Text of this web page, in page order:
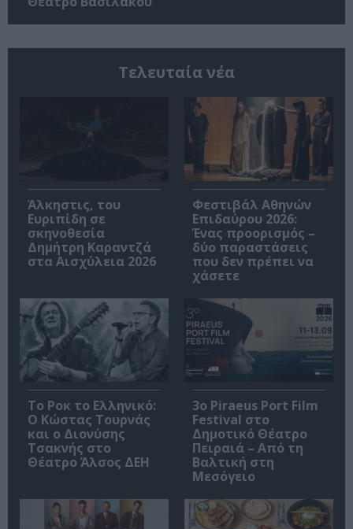
Τελευταία νέα
Άλκηστις, του
Ευριπίδη σε
σκηνοθεσία
Δημήτρη Καραντζά
στα Αισχύλεια 2026
Φεστιβάλ Αθηνών
Επιδαύρου 2026:
Ένας προορισμός –
δύο παραστάσεις
που δεν πρέπει να
χάσετε
Το Ροκ το Ελληνικό:
Ο Κώστας Τουρνάς
και ο Διονύσης
Τσακνής στο
Θέατρο Άλσος ΔΕΗ
3o Piraeus Port Film
Festival στο
Δημοτικό Θέατρο
Πειραιά – Από τη
Βαλτική στη
Μεσόγειο